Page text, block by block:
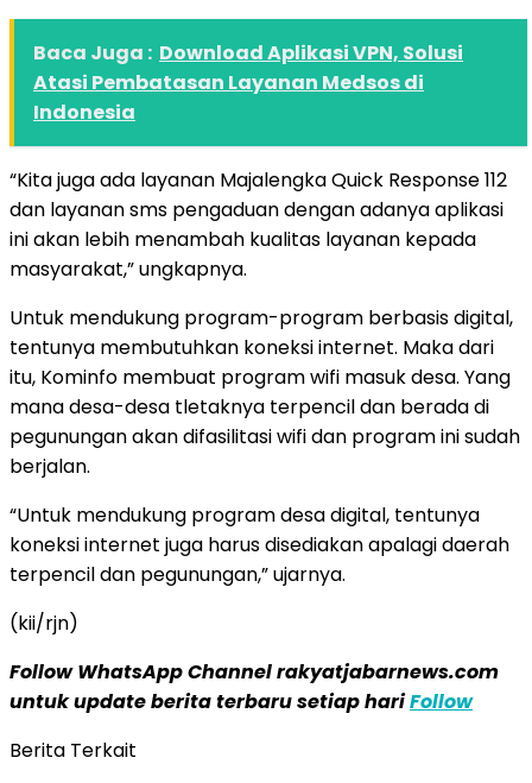
Baca Juga : Download Aplikasi VPN, Solusi
Atasi Pembatasan Layanan Medsos di
Indonesia
“Kita juga ada layanan Majalengka Quick Response 112
dan layanan sms pengaduan dengan adanya aplikasi
ini akan lebih menambah kualitas layanan kepada
masyarakat,” ungkapnya.
Untuk mendukung program-program berbasis digital,
tentunya membutuhkan koneksi internet. Maka dari
itu, Kominfo membuat program wifi masuk desa. Yang
mana desa-desa tletaknya terpencil dan berada di
pegunungan akan difasilitasi wifi dan program ini sudah
berjalan.
“Untuk mendukung program desa digital, tentunya
koneksi internet juga harus disediakan apalagi daerah
terpencil dan pegunungan,” ujarnya.
(kii/rjn)
Follow WhatsApp Channel rakyatjabarnews.com
untuk update berita terbaru setiap hariFollow
Berita Terkait